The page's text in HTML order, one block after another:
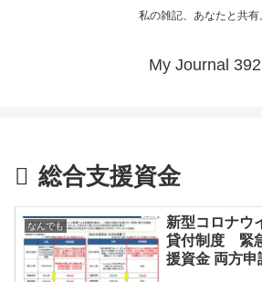
私の雑記、あなたと共有
My Journal 392
総合支援資金
なんでも
新型コロナウ
貸付制度 緊
援資金 両方申